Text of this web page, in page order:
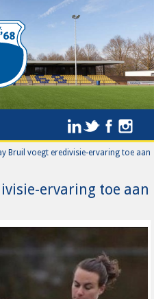
Bruil voegt eredivisie-ervaring toe aan
ervaring toe aan